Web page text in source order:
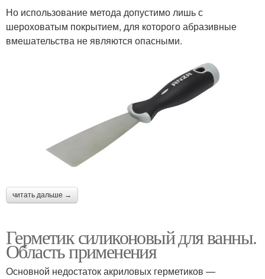
Но использование метода допустимо лишь с
шероховатым покрытием, для которого абразивные
вмешательства не являются опасными.
читать дальше →
Герметик силиконовый для ванны.
Область применения
Основной недостаток акриловых герметиков —